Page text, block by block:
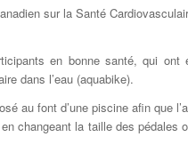
sur la Santé
en bonne santé, qui
dans l’eau (aquabike).
au font d’une piscine afin que
changeant la taille des pédales